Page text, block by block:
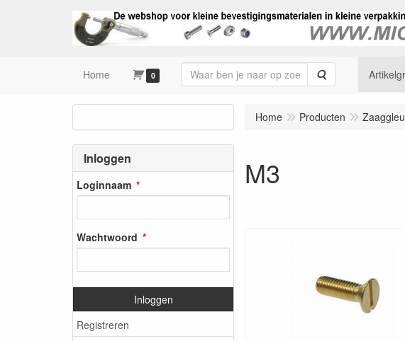
Home 0 Zoeken
Inloggen
Loginnaam
Wachtwoord
Inloggen
Registreren
Home Producten
M3